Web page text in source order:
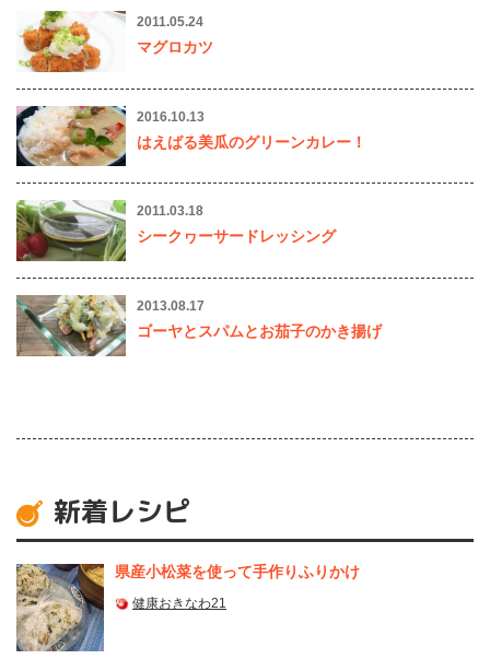
2011.05.24
マグロカツ
2016.10.13
はえばる美瓜のグリーンカレー！
2011.03.18
シークヮーサードレッシング
2013.08.17
ゴーヤとスパムとお茄子のかき揚げ
新着レシピ
県産⼩松菜を使って⼿作りふりかけ
健康おきなわ21